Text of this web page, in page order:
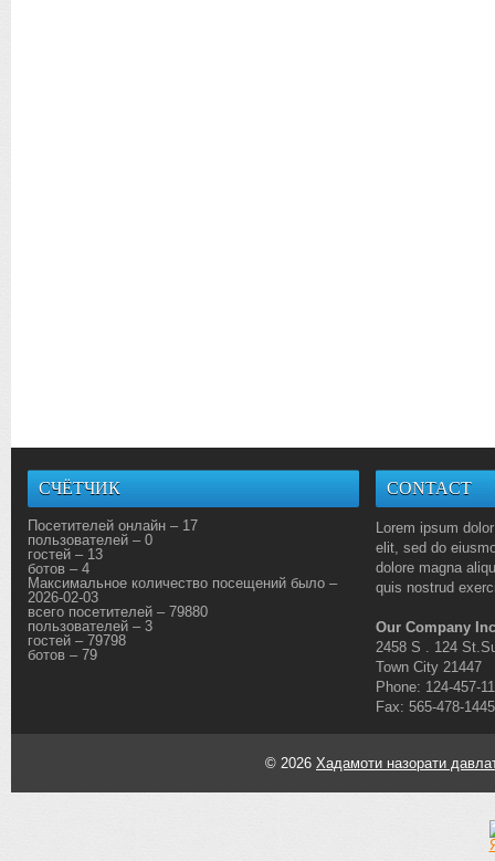
СЧЁТЧИК
Посетителей онлайн – 17
пользователей – 0
гостей – 13
ботов – 4
Максимальное количество посещений было –
2026-02-03
всего посетителей – 79880
пользователей – 3
гостей – 79798
ботов – 79
CONTACT
Lorem ipsum
elit, sed do
dolore magna
quis nostrud
Our Company
2458 S . 124
Town City 21447
Phone: 124-457-
Fax: 565-478-1445
© 2026 Хадамоти назорати